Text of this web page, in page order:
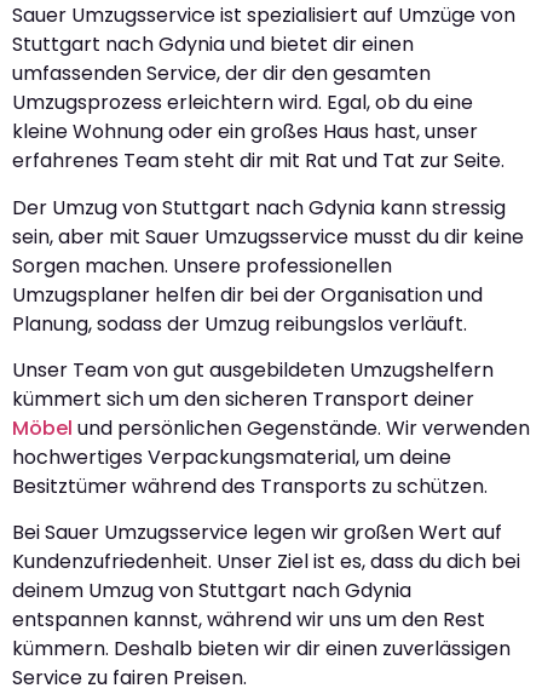
Sauer Umzugsservice ist spezialisiert auf Umzüge von
Stuttgart nach Gdynia und bietet dir einen
umfassenden Service, der dir den gesamten
Umzugsprozess erleichtern wird. Egal, ob du eine
kleine Wohnung oder ein großes Haus hast, unser
erfahrenes Team steht dir mit Rat und Tat zur Seite.
Der Umzug von Stuttgart nach Gdynia kann stressig
sein, aber mit Sauer Umzugsservice musst du dir keine
Sorgen machen. Unsere professionellen
Umzugsplaner helfen dir bei der Organisation und
Planung, sodass der Umzug reibungslos verläuft.
Unser Team von gut ausgebildeten Umzugshelfern
kümmert sich um den sicheren Transport deiner
Möbel und persönlichen Gegenstände. Wir verwenden
hochwertiges Verpackungsmaterial, um deine
Besitztümer während des Transports zu schützen.
Bei Sauer Umzugsservice legen wir großen Wert auf
Kundenzufriedenheit. Unser Ziel ist es, dass du dich bei
deinem Umzug von Stuttgart nach Gdynia
entspannen kannst, während wir uns um den Rest
kümmern. Deshalb bieten wir dir einen zuverlässigen
Service zu fairen Preisen.